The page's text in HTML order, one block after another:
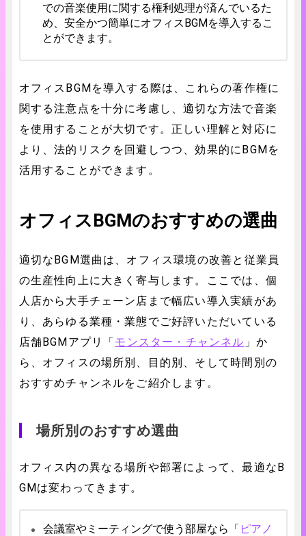
での音楽使用に関する権利処理が済んでいるた
め、安全かつ簡単にオフィスBGMを導入するこ
とができます。
オフィスBGMを導入する際は、これらの著作権に
関する注意点を十分に考慮し、適切な方法で音楽
を使用することが大切です。正しい理解と対応に
より、法的リスクを回避しつつ、効果的にBGMを
活用することができます。
オフィスBGMのおすすめの選曲
適切なBGM選曲は、オフィス環境の改善と従業員
の生産性向上に大きく寄与します。ここでは、個
人店から大手チェーン店まで幅広い導入実績があ
り、あらゆる業種・業態でご好評いただいている
店舗BGMアプリ「モンスター・チャンネル 」か
ら、オフィスの場所別、目的別、そして時間別の
おすすめチャンネルをご紹介します。
場所別のおすすめ選曲
オフィス内の異なる場所や部署によって、最適なB
GMは変わってきます。
会議室やミーティングで使う部屋なら「 ピアノ